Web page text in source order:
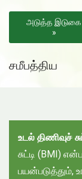
அடுத்த இடுகை
»
சமீபத்திய
உடல் திணிவுச்
சுட்டி (BMI)
பயன்படுத்தும்,